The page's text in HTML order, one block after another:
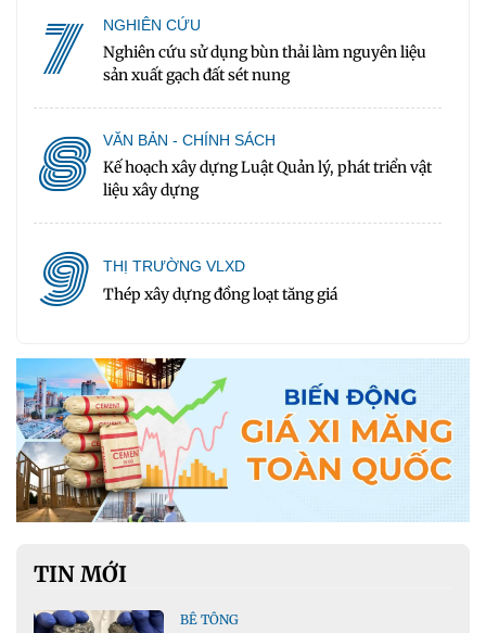
7 NGHIÊN CỨU
Nghiên cứu sử dụng bùn thải làm nguyên liệu
sản xuất gạch đất sét nung
8 VĂN BẢN - CHÍNH SÁCH
Kế hoạch xây dựng Luật Quản lý, phát triển vật
liệu xây dựng
9 THỊ TRƯỜNG VLXD
Thép xây dựng đồng loạt tăng giá
TIN MỚI
BÊ TÔNG